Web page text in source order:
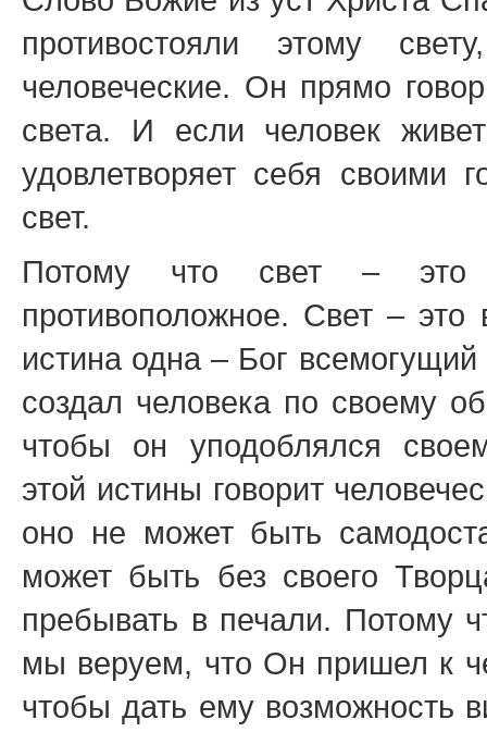
противостояли этому
человеческие. Он прямо
света. И если человек
удовлетворяет себя
свет.
Потому что свет –
противоположное. Свет – это
истина одна – Бог всемогущий
создал человека по своему
чтобы он уподоблялся
этой истины говорит
оно не может быть
может быть без своего
пребывать в печали. Потому
мы веруем, что Он пришел к
чтобы дать ему возможность